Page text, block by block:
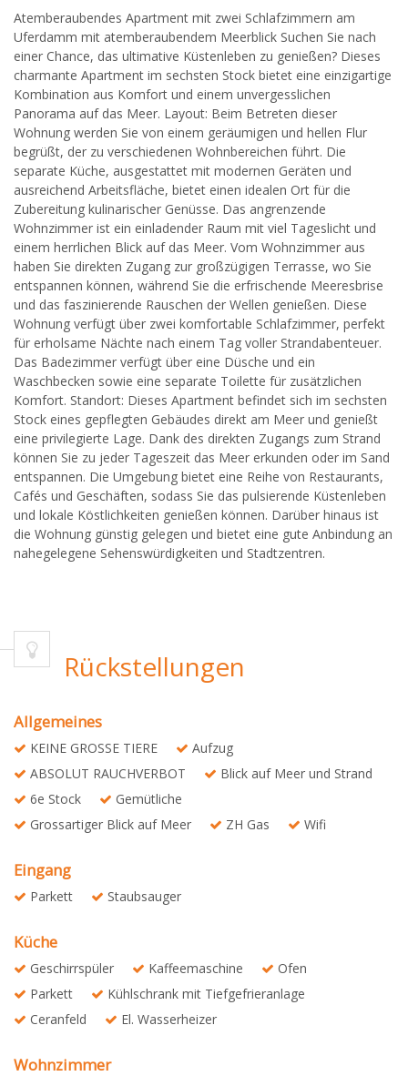
Atemberaubendes Apartment mit zwei Schlafzimmern am
Uferdamm mit atemberaubendem Meerblick Suchen Sie nach
einer Chance, das ultimative Küstenleben zu genießen? Dieses
charmante Apartment im sechsten Stock bietet eine einzigartige
Kombination aus Komfort und einem unvergesslichen
Panorama auf das Meer. Layout: Beim Betreten dieser
Wohnung werden Sie von einem geräumigen und hellen Flur
begrüßt, der zu verschiedenen Wohnbereichen führt. Die
separate Küche, ausgestattet mit modernen Geräten und
ausreichend Arbeitsfläche, bietet einen idealen Ort für die
Zubereitung kulinarischer Genüsse. Das angrenzende
Wohnzimmer ist ein einladender Raum mit viel Tageslicht und
einem herrlichen Blick auf das Meer. Vom Wohnzimmer aus
haben Sie direkten Zugang zur großzügigen Terrasse, wo Sie
entspannen können, während Sie die erfrischende Meeresbrise
und das faszinierende Rauschen der Wellen genießen. Diese
Wohnung verfügt über zwei komfortable Schlafzimmer, perfekt
für erholsame Nächte nach einem Tag voller Strandabenteuer.
Das Badezimmer verfügt über eine Düsche und ein
Waschbecken sowie eine separate Toilette für zusätzlichen
Komfort. Standort: Dieses Apartment befindet sich im sechsten
Stock eines gepflegten Gebäudes direkt am Meer und genießt
eine privilegierte Lage. Dank des direkten Zugangs zum Strand
können Sie zu jeder Tageszeit das Meer erkunden oder im Sand
entspannen. Die Umgebung bietet eine Reihe von Restaurants,
Cafés und Geschäften, sodass Sie das pulsierende Küstenleben
und lokale Köstlichkeiten genießen können. Darüber hinaus ist
die Wohnung günstig gelegen und bietet eine gute Anbindung an
nahegelegene Sehenswürdigkeiten und Stadtzentren.
Rückstellungen
Allgemeines
KEINE GROSSE TIERE
Aufzug
ABSOLUT RAUCHVERBOT
Blick auf Meer und Strand
6e Stock
Gemütliche
Grossartiger Blick auf Meer
ZH Gas Wifi
Eingang
Parkett Staubsauger
Küche
Geschirrspüler Kaffeemaschine
Ofen
Parkett
Kühlschrank mit Tiefgefrieranlage
Ceranfeld
El. Wasserheizer
Wohnzimmer